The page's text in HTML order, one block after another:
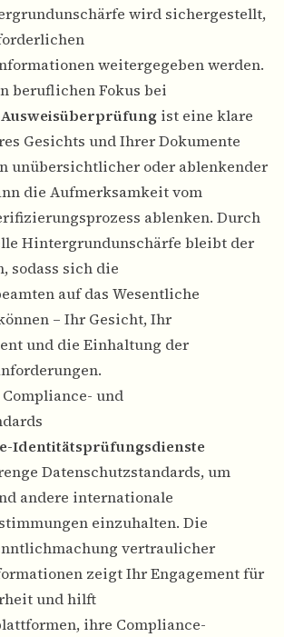
wird sichergestellt,
weitergegeben werden.
beruflichen Fokus bei
ist eine klare
Gesichts und Ihrer Dokumente
unübersichtlicher oder ablenkender
die Aufmerksamkeit vom
ablenken. Durch
Hintergrundunschärfe bleibt der
sodass sich die
auf das Wesentliche
– Ihr Gesicht, Ihr
und die Einhaltung der
und
Identitätsprüfungsdienste
Datenschutzstandards, um
andere internationale
einzuhalten. Die
vertraulicher
zeigt Ihr Engagement für
und hilft
ihre Compliance-